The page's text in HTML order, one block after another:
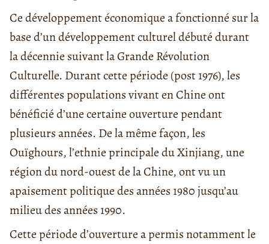
Ce développement économique a fonctionné sur la
base d’un développement culturel débuté durant
la décennie suivant la Grande Révolution
Culturelle. Durant cette période (post 1976), les
différentes populations vivant en Chine ont
bénéficié d’une certaine ouverture pendant
plusieurs années. De la même façon, les
Ouïghours, l’ethnie principale du Xinjiang, une
région du nord-ouest de la Chine, ont vu un
apaisement politique des années 1980 jusqu’au
milieu des années 1990.
Cette période d’ouverture a permis notamment le